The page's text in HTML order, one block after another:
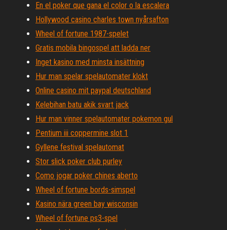
En el poker que gana el color o la escalera
Hollywood casino charles town nyårsafton
Wheel of fortune 1987-spelet
Gratis mobila bingospel att ladda ner
Inget kasino med minsta insättning
Hur man spelar spelautomater klokt
Online casino mit paypal deutschland
Kelebihan batu akik svart jack
Hur man vinner spelautomater pokemon gul
Pentium iii coppermine slot 1
Gyllene festival spelautomat
Stor slick poker club purley
Como jogar poker chines aberto
Wheel of fortune bords-simspel
Kasino nära green bay wisconsin
Wheel of fortune ps3-spel